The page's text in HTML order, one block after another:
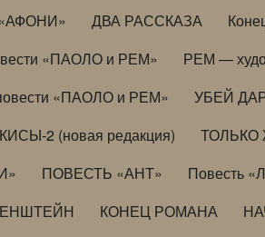
ДВА РАССКАЗА
«ПАОЛО и РЕМ»
РЕМ —
«ПАОЛО и РЕМ» УБЕЙ
2 (новая редакция) ТОЛЬКО
ПОВЕСТЬ «АНТ»
Повесть
КОНЕЦ РОМАНА